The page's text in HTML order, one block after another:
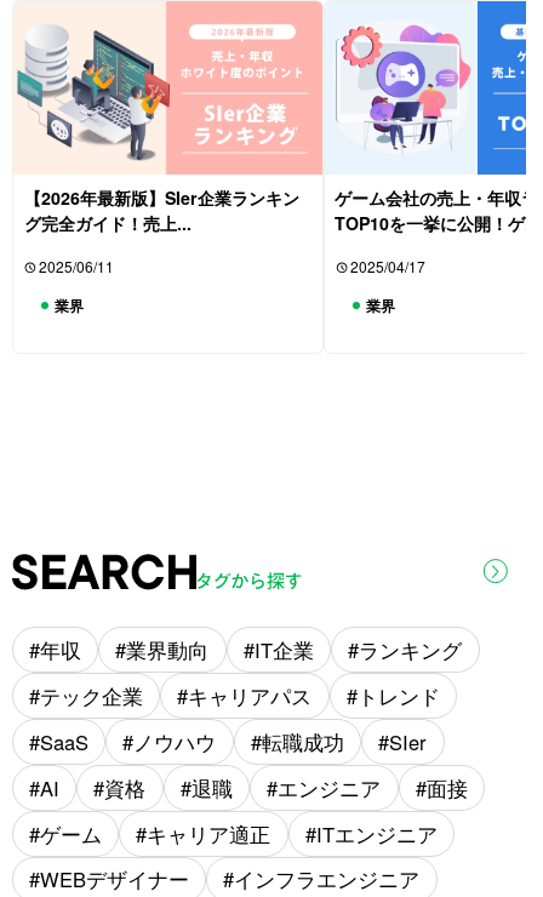
【2026年最新版】SIer企業ランキン
グ完全ガイド！売上...
2025/06/11
業界
ゲーム会社の売上・年収
TOP10を一挙に公開！ゲ...
2025/04/17
業界
年収 業界動向 IT企業
ランキング
テック企業
キャリアパス
トレンド
SaaS
ノウハウ 転職成功
SIer
AI
資格 退職 エンジニア
面接
ゲーム
キャリア適正
ITエンジニア
WEBデザイナー
インフラエンジニア